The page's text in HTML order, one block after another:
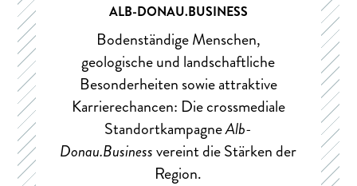
ALB-DONAU.BUSINESS
Bodenständige Menschen,
geologische und landschaftliche
Besonderheiten sowie attraktive
Karrierechancen: Die crossmediale
StandortkampagneAlb-
Donau.Businessvereint die Stärken der
Region.